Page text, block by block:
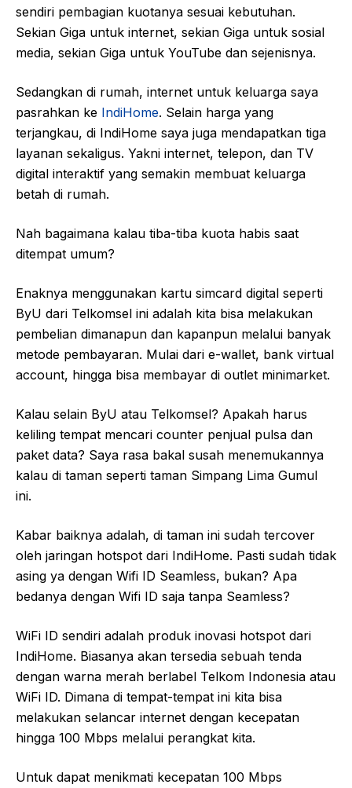
sendiri pembagian kuotanya sesuai kebutuhan.
Sekian Giga untuk internet, sekian Giga untuk sosial
media, sekian Giga untuk YouTube dan sejenisnya.
Sedangkan di rumah, internet untuk keluarga saya
pasrahkan ke IndiHome. Selain harga yang
terjangkau, di IndiHome saya juga mendapatkan tiga
layanan sekaligus. Yakni internet, telepon, dan TV
digital interaktif yang semakin membuat keluarga
betah di rumah.
Nah bagaimana kalau tiba-tiba kuota habis saat
ditempat umum?
Enaknya menggunakan kartu simcard digital seperti
ByU dari Telkomsel ini adalah kita bisa melakukan
pembelian dimanapun dan kapanpun melalui banyak
metode pembayaran. Mulai dari e-wallet, bank virtual
account, hingga bisa membayar di outlet minimarket.
Kalau selain ByU atau Telkomsel? Apakah harus
keliling tempat mencari counter penjual pulsa dan
paket data? Saya rasa bakal susah menemukannya
kalau di taman seperti taman Simpang Lima Gumul
ini.
Kabar baiknya adalah, di taman ini sudah tercover
oleh jaringan hotspot dari IndiHome. Pasti sudah tidak
asing ya dengan Wifi ID Seamless, bukan? Apa
bedanya dengan Wifi ID saja tanpa Seamless?
WiFi ID sendiri adalah produk inovasi hotspot dari
IndiHome. Biasanya akan tersedia sebuah tenda
dengan warna merah berlabel Telkom Indonesia atau
WiFi ID. Dimana di tempat-tempat ini kita bisa
melakukan selancar internet dengan kecepatan
hingga 100 Mbps melalui perangkat kita.
Untuk dapat menikmati kecepatan 100 Mbps